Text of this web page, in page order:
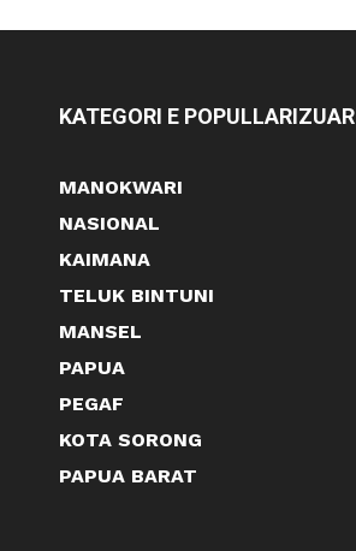
KATEGORI E POPULLARIZUAR
MANOKWARI
NASIONAL
KAIMANA
TELUK BINTUNI
MANSEL
PAPUA
PEGAF
KOTA SORONG
PAPUA BARAT